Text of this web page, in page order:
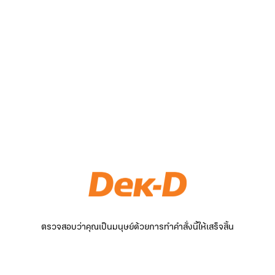
ตรวจสอบว่าคุณเป็นมนุษย์ด้วยการทำคำสั่งนี้ให้เสร็จสิ้น